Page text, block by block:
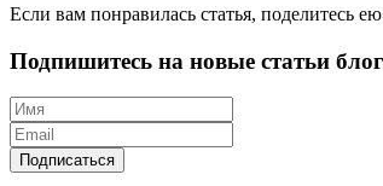
Если вам понравилась статья, поделитесь
Подпишитесь на новые статьи